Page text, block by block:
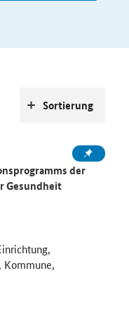
der
Gesundheit
Kommune,
Sortierung